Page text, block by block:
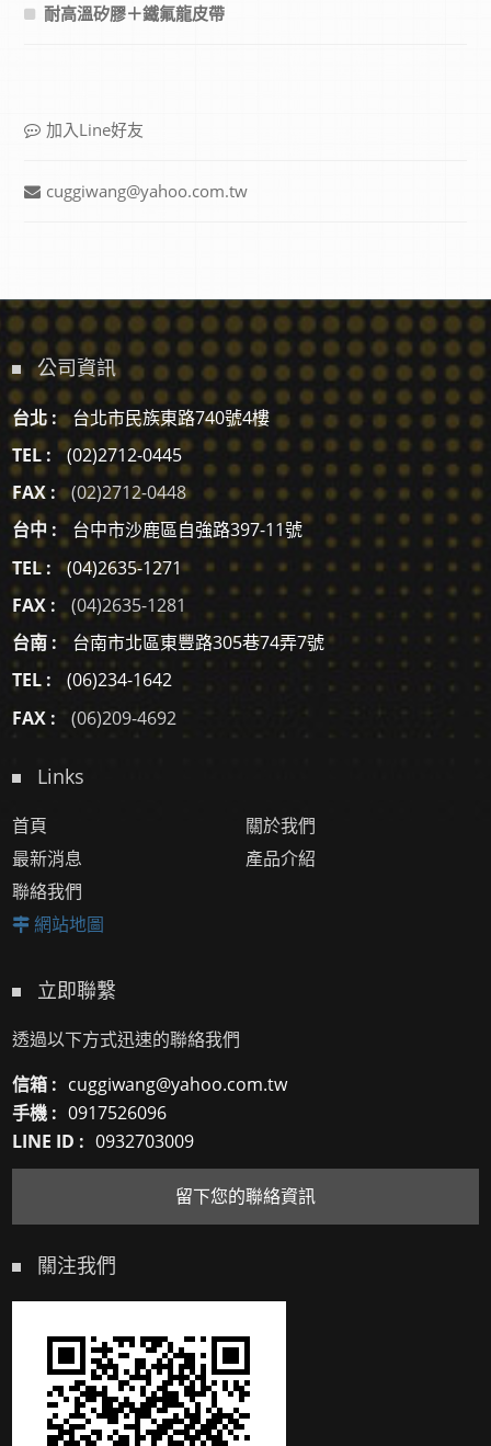
耐高溫矽膠＋鐵氟龍皮帶
加入Line好友
cuggiwang@yahoo.com.tw
公司資訊
台北 : 台北市民族東路740號4樓
TEL :
(02)2712-0445
FAX : (02)2712-0448
台中 : 台中市沙鹿區自強路397-11號
TEL :
(04)2635-1271
FAX :
(04)2635-1281
台南 :
台南市北區東豐路305巷74弄7號
TEL :
(06)234-1642
FAX :
(06)209-4692
Links
首頁
關於我們
最新消息
產品介紹
聯絡我們
網站地圖
立即聯繫
透過以下方式迅速的聯絡我們
信箱 : cuggiwang@yahoo.com.tw
手機 : 0917526096
LINE ID : 0932703009
留下您的聯絡資訊
關注我們